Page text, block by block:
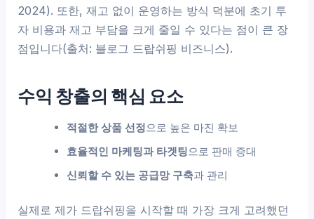
2024). 또한, 재고 없이 운영하는 방식 덕분에 초기 투
자 비용과 재고 부담을 크게 줄일 수 있다는 점이 큰 장
점입니다(출처: 블로그 드랍쉬핑 비즈니스).
수익 창출의 핵심 요소
적절한 상품 선정으로 높은 마진 확보
효율적인 마케팅과 타겟팅으로 판매 증대
신뢰할 수 있는 공급망 구축과 관리
실제로 제가 드랍쉬핑을 시작할 때 가장 크게 고려했던